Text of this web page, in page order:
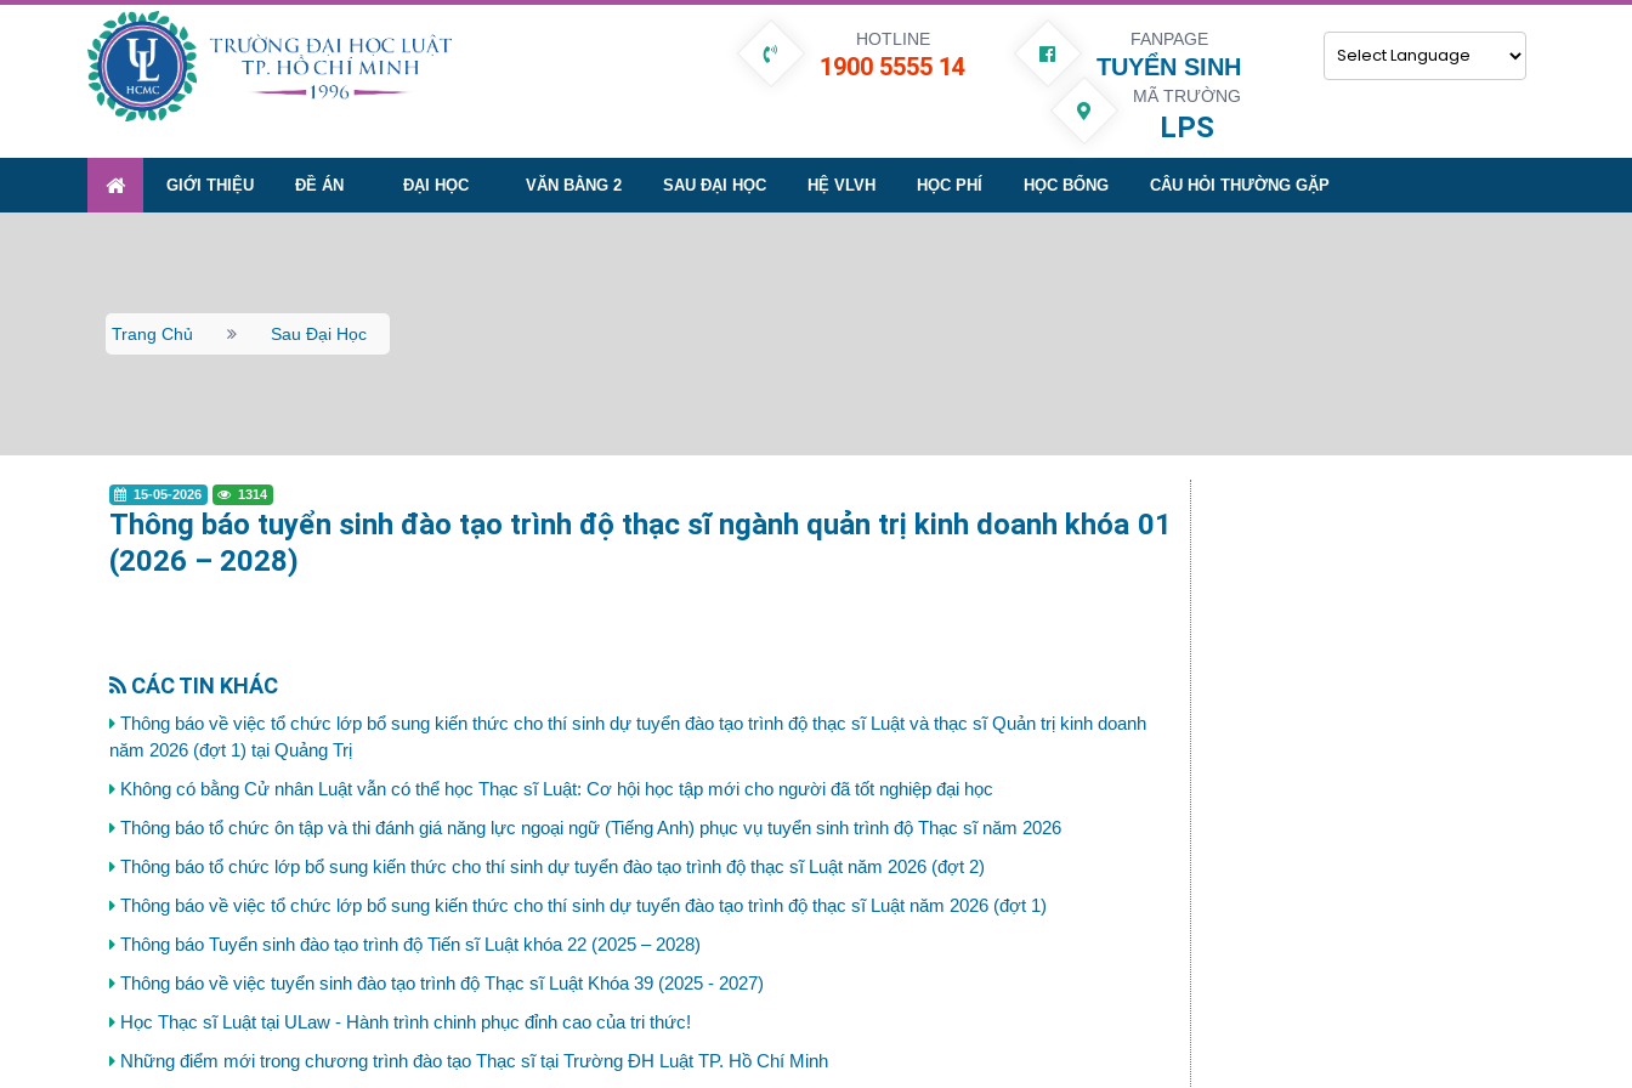
FANPAGE
TUYỂN SINH
HOTLINE
1900 5555 14
MÃ TRƯỜNG
LPS
GIỚI THIỆU ĐỀ ÁN ĐẠI HỌC VĂN BẰNG 2 SAU ĐẠI HỌC HỆ VLVH HỌC PHÍ HỌC BỔNG CÂU HỎI THƯỜNG GẶP
Trang Chủ Sau Đại Học
15-05-2026 1314
Thông báo tuyển sinh đào tạo trình độ thạc sĩ ngành quản trị kinh doanh khóa 01
(2026 – 2028)
CÁC TIN KHÁC
Thông báo về việc tổ chức lớp bổ sung kiến thức cho thí sinh dự tuyển đào tạo trình độ thạc sĩ Luật và thạc sĩ Quản trị kinh doanh
năm 2026 (đợt 1) tại Quảng Trị
Không có bằng Cử nhân Luật vẫn có thể học Thạc sĩ Luật: Cơ hội học tập mới cho người đã tốt nghiệp đại học
Thông báo tổ chức ôn tập và thi đánh giá năng lực ngoại ngữ (Tiếng Anh) phục vụ tuyển sinh trình độ Thạc sĩ năm 2026
Thông báo tổ chức lớp bổ sung kiến thức cho thí sinh dự tuyển đào tạo trình độ thạc sĩ Luật năm 2026 (đợt 2)
Thông báo về việc tổ chức lớp bổ sung kiến thức cho thí sinh dự tuyển đào tạo trình độ thạc sĩ Luật năm 2026 (đợt 1)
Thông báo Tuyển sinh đào tạo trình độ Tiến sĩ Luật khóa 22 (2025 – 2028)
Thông báo về việc tuyển sinh đào tạo trình độ Thạc sĩ Luật Khóa 39 (2025 - 2027)
Học Thạc sĩ Luật tại ULaw - Hành trình chinh phục đỉnh cao của tri thức!
Những điểm mới trong chương trình đào tạo Thạc sĩ tại Trường ĐH Luật TP. Hồ Chí Minh